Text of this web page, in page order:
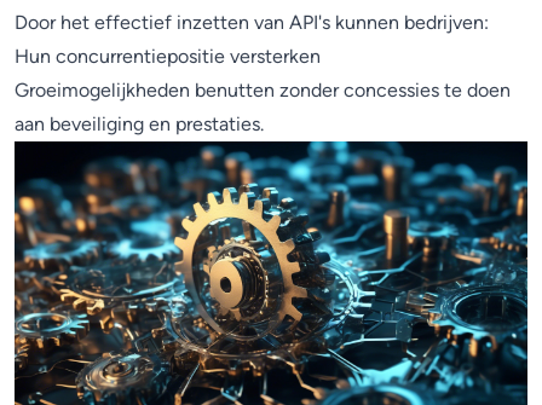
Door het effectief inzetten van API's kunnen bedrijven:
Hun concurrentiepositie versterken
Groeimogelijkheden benutten zonder concessies te doen
aan beveiliging en prestaties.